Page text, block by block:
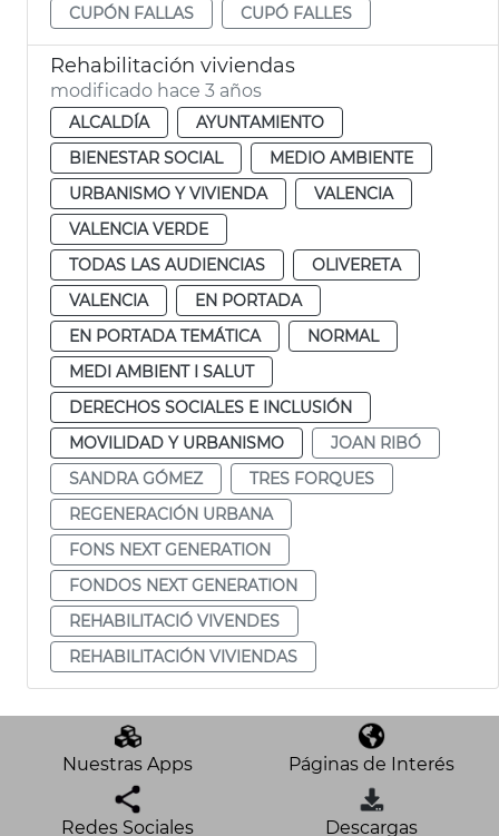
CUPÓN FALLAS
CUPÓ FALLES
Rehabilitación viviendas
modificado hace 3 años
ALCALDÍA
AYUNTAMIENTO
BIENESTAR SOCIAL
MEDIO AMBIENTE
URBANISMO Y VIVIENDA
VALENCIA
VALENCIA VERDE
TODAS LAS AUDIENCIAS
OLIVERETA
VALENCIA
EN PORTADA
EN PORTADA TEMÁTICA
NORMAL
MEDI AMBIENT I SALUT
DERECHOS SOCIALES E INCLUSIÓN
MOVILIDAD Y URBANISMO
JOAN RIBÓ
SANDRA GÓMEZ
TRES FORQUES
REGENERACIÓN URBANA
FONS NEXT GENERATION
FONDOS NEXT GENERATION
REHABILITACIÓ VIVENDES
REHABILITACIÓN VIVIENDAS
Nuestras Apps Páginas de Interés
Redes Sociales Descargas